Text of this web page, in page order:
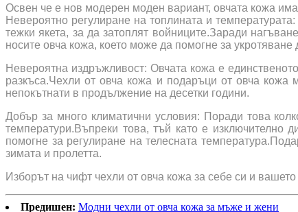
Освен че е нов модерен моден вариант, овчата кожа
Невероятно регулиране на топлината и
тежки якета, за да затоплят войниците.Заради
носите овча кожа, което може да помогне за
Невероятна издръжливост: Овчата кожа е
разкъса.Чехли от овча кожа и подаръци от овча кожа
непокътнати в продължение на десетки години.
Добър за много климатични условия: Поради това
температури.Въпреки това, тъй като е
помогне за регулиране на телесната
зимата и пролетта.
Изборът на чифт чехли от овча кожа за себе си и
Предишен: Модни чехли от овча кожа за мъже и жени